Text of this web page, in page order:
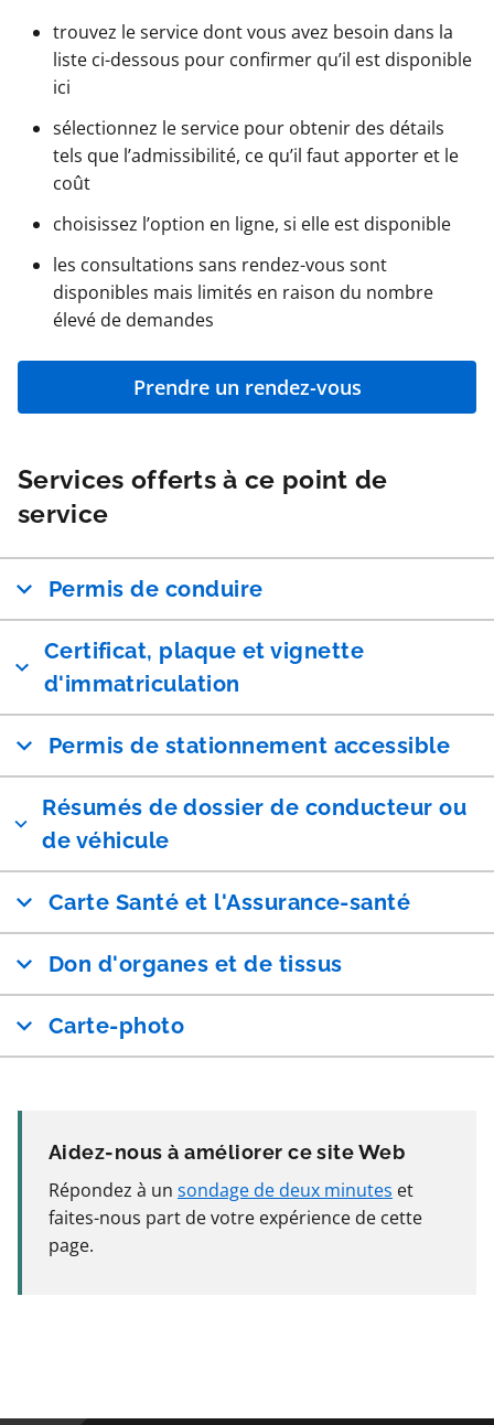
trouvez le service dont vous avez besoin dans la
liste ci-dessous pour confirmer qu’il est disponible
ici
sélectionnez le service pour obtenir des détails
tels que l’admissibilité, ce qu’il faut apporter et le
coût
choisissez l’option en ligne, si elle est disponible
les consultations sans rendez-vous sont
disponibles mais limités en raison du nombre
élevé de demandes
Prendre un rendez-vous
Services offerts à ce point de
service
Permis de conduire
Certificat, plaque et vignette
d'immatriculation
Permis de stationnement accessible
Résumés de dossier de conducteur ou
de véhicule
Carte Santé et l'Assurance-santé
Don d'organes et de tissus
Carte-photo
Aidez-nous à améliorer ce site Web
Répondez à un sondage de deux minutes et
faites-nous part de votre expérience de cette
page.